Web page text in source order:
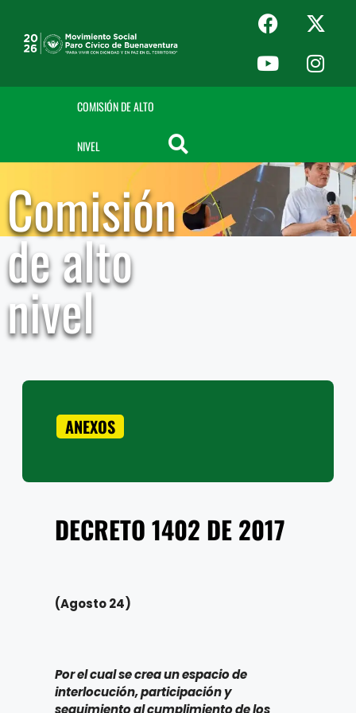
COMISIÓN DE ALTO
NIVEL
Comisión
de alto
nivel
ANEXOS
DECRETO1402 DE 2017
(Agosto 24)
Por el cual se crea un espacio de
interlocución, participación y